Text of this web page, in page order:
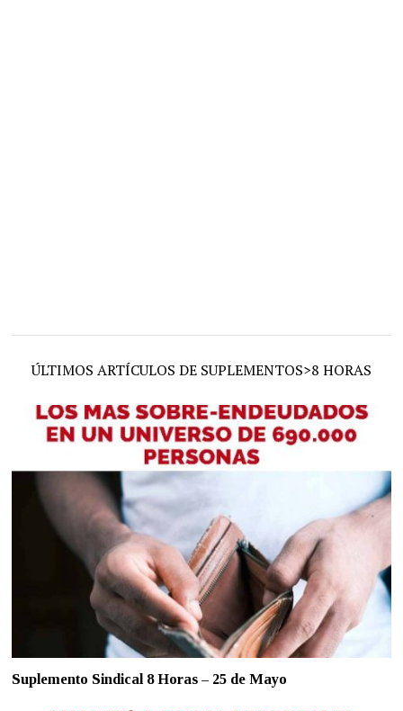
ÚLTIMOS ARTÍCULOS DE SUPLEMENTOS>8 HORAS
Suplemento Sindical 8 Horas – 25 de Mayo